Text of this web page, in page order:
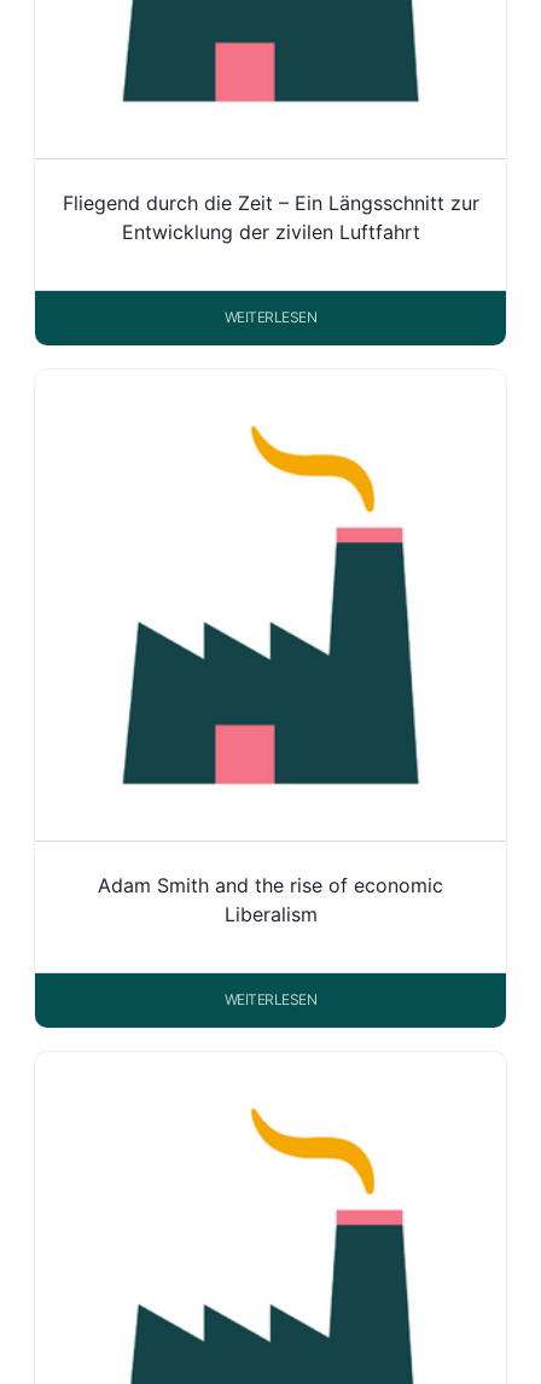
Fliegend durch die Zeit – Ein Längsschnitt zur
Entwicklung der zivilen Luftfahrt
WEITERLESEN
Adam Smith and the rise of economic
Liberalism
WEITERLESEN